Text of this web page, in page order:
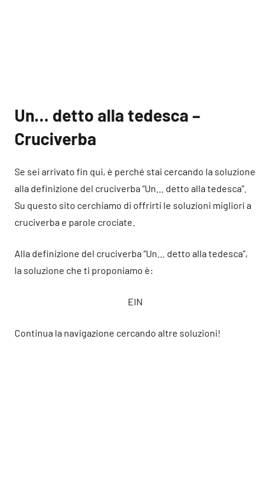
Un… detto alla tedesca –
Cruciverba
Se sei arrivato fin qui, è perché stai cercando la soluzione
alla definizione del cruciverba “Un… detto alla tedesca”.
Su questo sito cerchiamo di offrirti le soluzioni migliori a
cruciverba e parole crociate.
Alla definizione del cruciverba “Un… detto alla tedesca”,
la soluzione che ti proponiamo è:
EIN
Continua la navigazione cercando altre soluzioni!